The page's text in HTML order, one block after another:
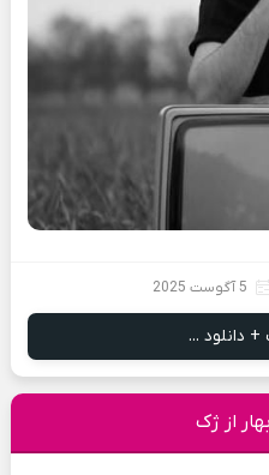
5 آگوست 2025
دانلود ...
از ژک